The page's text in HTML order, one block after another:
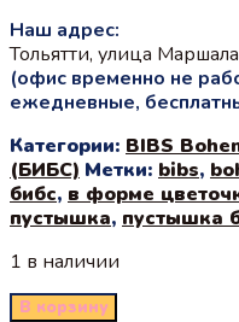
Наш адрес:
Тольятти, улица
(офис временно не
ежедневные,
Категории: BIBS
(БИБС) Метки: bibs,
бибс, в форме
пустышка, пустышка
1 в наличии
В корзину